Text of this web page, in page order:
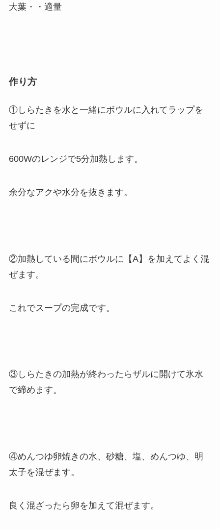
大葉・・適量
作り方
①しらたきを水と一緒にボウルに入れてラップを
せずに
600Wのレンジで5分加熱します。
余分なアクや水分を抜きます。
②加熱している間にボウルに【A】を加えてよく混
ぜます。
これでスープの完成です。
③しらたきの加熱が終わったらザルに開けて氷水
で締めます。
④めんつゆ卵焼きの水、砂糖、塩、めんつゆ、明
太子を混ぜます。
良く混ざったら卵を加えて混ぜます。